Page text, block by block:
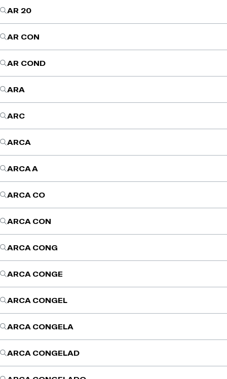
AR 20
AR CON
AR COND
ARA
ARC
ARCA
ARCA A
ARCA CO
ARCA CON
ARCA CONG
ARCA CONGE
ARCA CONGEL
ARCA CONGELA
ARCA CONGELAD